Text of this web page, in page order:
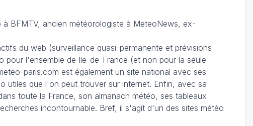
à BFMTV, ancien météorologiste à MeteoNews, ex-
du web (surveillance quasi-permanente et prévisions
pour l'ensemble de Ile-de-France (et non pour la seule
paris.com est également un site national avec ses
utiles que l'on peut trouver sur internet. Enfin, avec sa
toute la France, son almanach météo, ses tableaux
incontournable. Bref, il s'agit d'un des sites météo